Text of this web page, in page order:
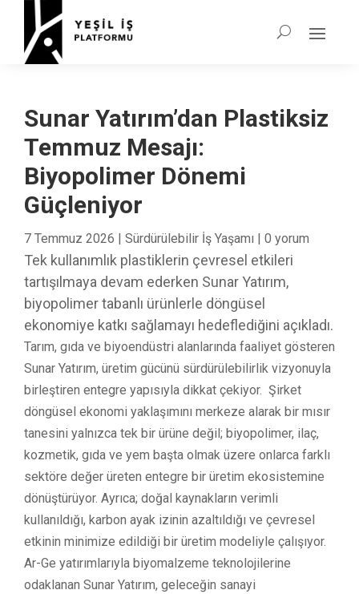
Sunar Yatırım’dan Plastiksiz
Temmuz Mesajı:
Biyopolimer Dönemi
Güçleniyor
7 Temmuz 2026 | Sürdürülebilir İş Yaşamı | 0 yorum
Tek kullanımlık plastiklerin çevresel etkileri
tartışılmaya devam ederken Sunar Yatırım,
biyopolimer tabanlı ürünlerle döngüsel
ekonomiye katkı sağlamayı hedeflediğini açıkladı.
Tarım, gıda ve biyoendüstri alanlarında faaliyet gösteren
Sunar Yatırım, üretim gücünü sürdürülebilirlik vizyonuyla
birleştiren entegre yapısıyla dikkat çekiyor. Şirket
döngüsel ekonomi yaklaşımını merkeze alarak bir mısır
tanesini yalnızca tek bir ürüne değil; biyopolimer, ilaç,
kozmetik, gıda ve yem başta olmak üzere onlarca farklı
sektöre değer üreten entegre bir üretim ekosistemine
dönüştürüyor. Ayrıca; doğal kaynakların verimli
kullanıldığı, karbon ayak izinin azaltıldığı ve çevresel
etkinin minimize edildiği bir üretim modeliyle çalışıyor.
Ar-Ge yatırımlarıyla biyomalzeme teknolojilerine
odaklanan Sunar Yatırım, geleceğin sanayi